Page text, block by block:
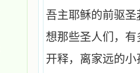
吾主耶稣的前驱圣
想那些圣人们，
开释，离家远的